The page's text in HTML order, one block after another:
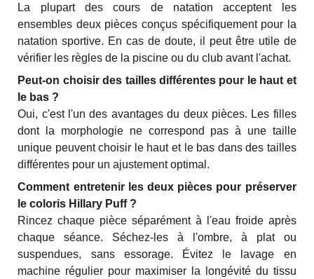
La plupart des cours de natation acceptent les
ensembles deux pièces conçus spécifiquement pour la
natation sportive. En cas de doute, il peut être utile de
vérifier les règles de la piscine ou du club avant l'achat.
Peut-on choisir des tailles différentes pour le haut et
le bas ?
Oui, c'est l'un des avantages du deux pièces. Les filles
dont la morphologie ne correspond pas à une taille
unique peuvent choisir le haut et le bas dans des tailles
différentes pour un ajustement optimal.
Comment entretenir les deux pièces pour préserver
le coloris Hillary Puff ?
Rincez chaque pièce séparément à l'eau froide après
chaque séance. Séchez-les à l'ombre, à plat ou
suspendues, sans essorage. Évitez le lavage en
machine régulier pour maximiser la longévité du tissu